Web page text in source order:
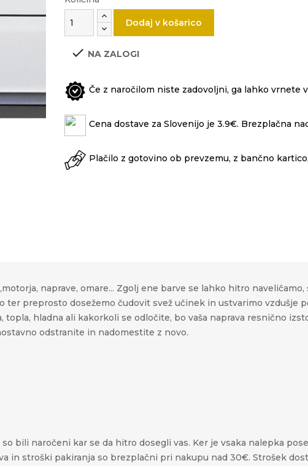
Dodaj v košarico
 NA ZALOGI
Če z naročilom niste zadovoljni, ga lahko vrnete
Cena dostave za Slovenijo je 3.9€. Brezplačna
Plačilo z gotovino ob prevzemu, z bančno
naprave, omare... Zgolj ene barve se lahko hitro naveličamo,
ter preprosto dosežemo čudovit svež učinek in ustvarimo vzdušje
hladna ali kakorkoli se odločite, bo vaša naprava resnično
odstranite in nadomestite z novo.
bili naročeni kar se da hitro dosegli vas. Ker je vsaka nalepka
in stroški pakiranja so brezplačni pri nakupu nad 30€. Strošek